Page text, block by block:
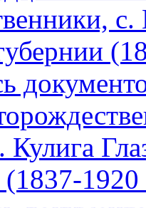
с.
Кулига
1920